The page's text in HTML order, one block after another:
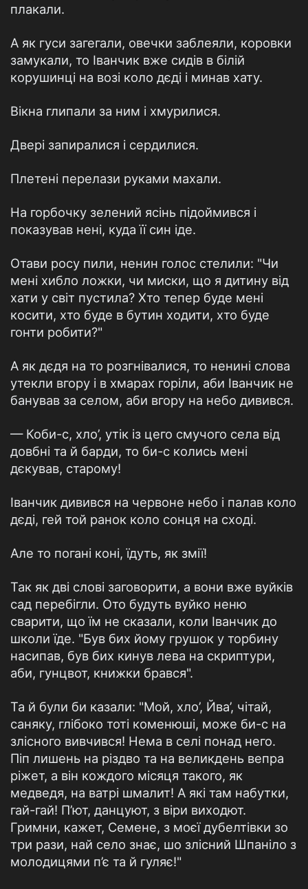
плакали.
А як гуси загегали, овечки заблеяли, коровки
замукали, то Іванчик вже сидів в білій
корушинці на возі коло дєді і минав хату.
Вікна глипали за ним і хмурилися.
Двері запиралися і сердилися.
Плетені перелази руками махали.
На горбочку зелений ясінь підоймився і
показував нені, куда її син іде.
Отави росу пили, ненин голос стелили: "Чи
мені хибло ложки, чи миски, що я дитину від
хати у світ пустила? Хто тепер буде мені
косити, хто буде в бутин ходити, хто буде
гонти робити?"
А як дєдя на то розгнівалися, то ненині слова
утекли вгору і в хмарах горіли, аби Іванчик не
банував за селом, аби вгору на небо дивився.
— Коби-с, хло’, утік із цего смучого села від
довбні та й барди, то би-с колись мені
дєкував, старому!
Іванчик дивився на червоне небо і палав коло
дєді, гей той ранок коло сонця на сході.
Але то погані коні, їдуть, як змії!
Так як дві слові заговорити, а вони вже вуйків
сад перебігли. Ото будуть вуйко неню
сварити, що їм не сказали, коли Іванчик до
школи їде. "Був бих йому грушок у торбину
насипав, був бих кинув лева на скриптури,
аби, гунцвот, книжки брався".
Та й були би казали: "Мой, хло’, Йва’, чітай,
саняку, глібоко тоті коменюші, може би-с на
злісного вивчився! Нема в селі понад него.
Піп лишень на різдво та на великдень вепра
ріжет, а він кождого місяця такого, як
медведя, на ватрі шмалит! А які там набутки,
гай-гай! П’ют, данцуют, з віри виходют.
Гримни, кажет, Семене, з моєї дубелтівки зо
три рази, най село знає, шо злісний Шпаніло з
молодицями п’є та й гуляє!"